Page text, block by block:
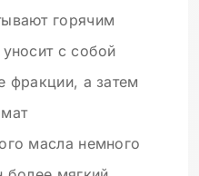
горячим
с собой
фракции, а затем
масла немного